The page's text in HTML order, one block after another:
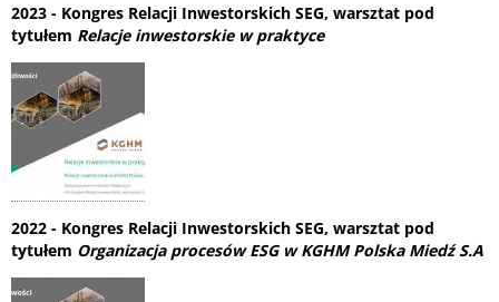
2023 - Kongres Relacji Inwestorskich SEG, warsztat pod
tytułem Relacje inwestorskie w praktyce
2022 - Kongres Relacji Inwestorskich SEG, warsztat pod
tytułem Organizacja procesów ESG w KGHM Polska Miedź S.A